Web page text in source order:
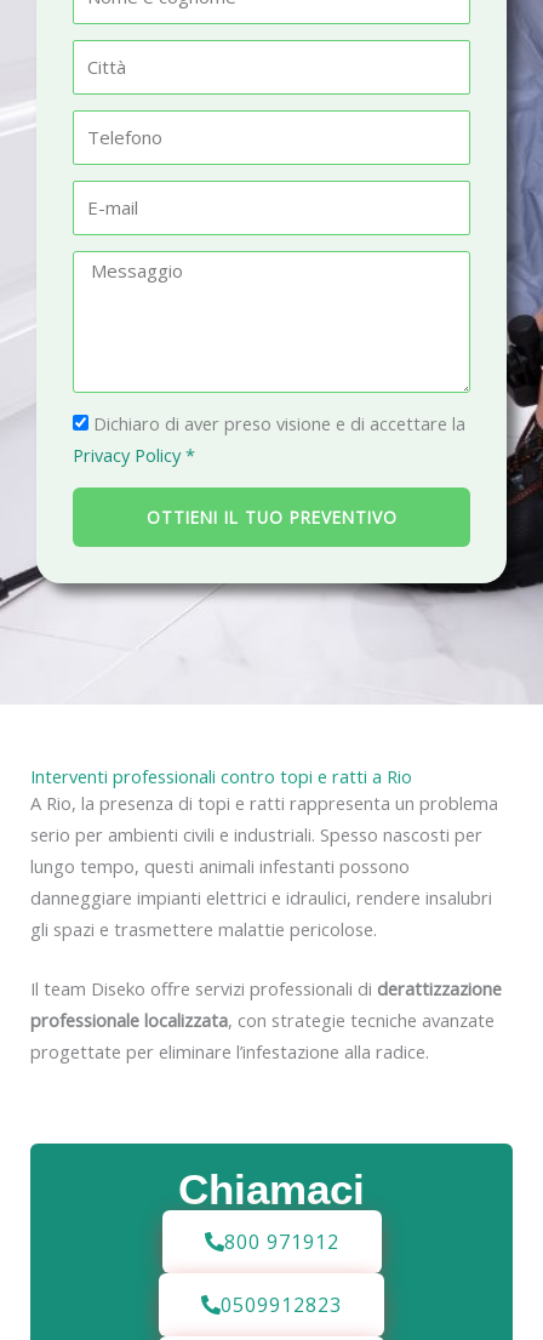
m
t
à
l
fm
a
g
g
i
P
r
i
a
c
Dichiaro di aver preso visione e di accettare la
Privacy Policy *
OTTIENI IL TUO PREVENTIVO
Chiamaci
800 971912
0509912823
Interventi professionali contro topi e ratti a Rio
A Rio, la presenza di topi e ratti rappresenta un problema
serio per ambienti civili e industriali. Spesso nascosti per
lungo tempo, questi animali infestanti possono
danneggiare impianti elettrici e idraulici, rendere insalubri
gli spazi e trasmettere malattie pericolose.
Il team Diseko offre servizi professionali di derattizzazione
professionale localizzata, con strategie tecniche avanzate
progettate per eliminare l’infestazione alla radice.